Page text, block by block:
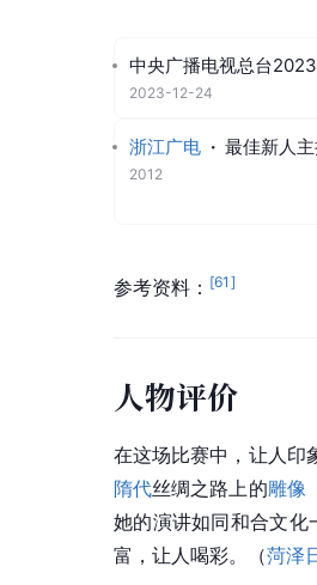
中央广播电视总台
2023-12-24
浙江广电 · 最佳新人
2012
参考资料： [61 ]
人物评价
在这场比赛中，让人印
隋代丝绸之路上的雕像
她的演讲如同和合文
富，让人喝彩。（菏泽